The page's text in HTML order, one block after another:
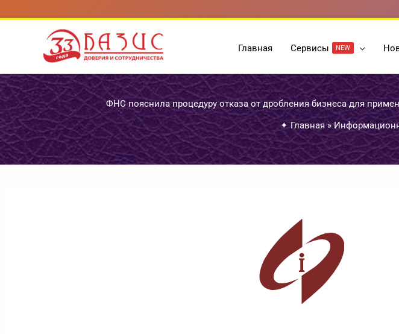
к
содержимому
Главная Cервисы NEW
ФНС пояснила процедуру отказа от дробления бизнеса для
✦ Главная»